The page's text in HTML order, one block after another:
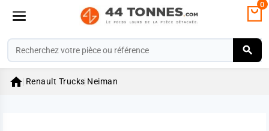
0
 Renault Trucks Neiman